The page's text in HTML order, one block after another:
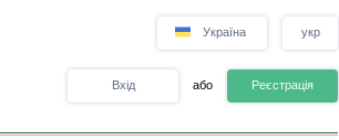
Україна укр
Вхід або Реєстрація